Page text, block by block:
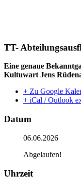
TT-
Eine genaue
Kultuwart Jens
+ Zu Google
+ iCal / Outlook
Datum
06.06.2026
Abgelaufen!
Uhrzeit